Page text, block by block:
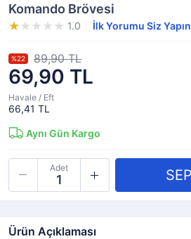
Komando Brövesi
1.0 İlk Yorumu Siz Yapın
69,90 TL
%22 89,90 TL
Havale / Eft
66,41 TL
Aynı Gün Kargo
Adet
Ürün Açıklaması